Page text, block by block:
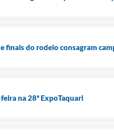
finais do rodeio consagram
na 28ª ExpoTaquari